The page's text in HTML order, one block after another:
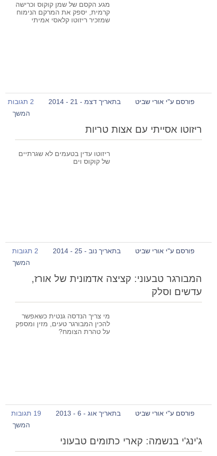
מגע הקסם של שמן קוקוס וכרישה
קרמית, יספק את המרקם הנימוח
שמזכיר ריזוטו קלאסי אמיתי
פורסם ע"י אורי שביט בתאריך דצמ - 21 - 2014
2 תגובות
המשך
ריזוטו אסייתי עם אצות טריות
ריזוטו עדין בטעמים לא שגרתיים
של קוקוס וים
פורסם ע"י אורי שביט בתאריך נוב - 25 - 2014
2 תגובות
המשך
המבורגר טבעוני: קציצה אדמונית של אורז,
עדשים וסלק
מי צריך הנדסה גנטית כשאפשר
להכין המבורגר טעים, מזין ומספק
על טהרת הצומח?
פורסם ע"י אורי שביט בתאריך אוג - 6 - 2013
19 תגובות
המשך
ג'ינג'י בנשמה: קארי כתומים טבעוני